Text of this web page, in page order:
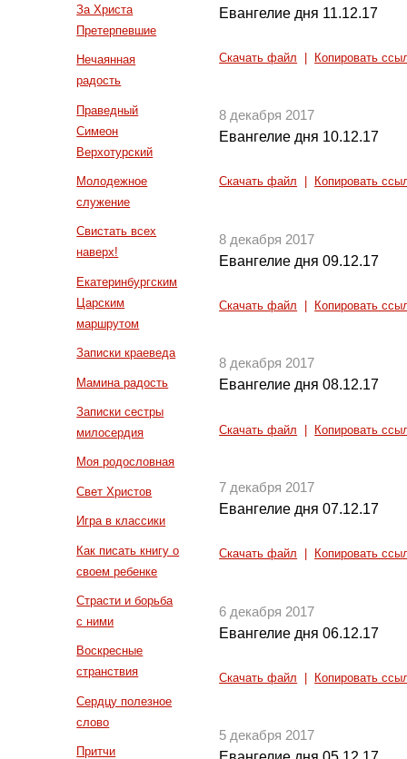
За Христа
Претерпевшие
Нечаянная
радость
Праведный
Симеон
Верхотурский
Молодежное
служение
Свистать всех
наверх!
Екатеринбургским
Царским
маршрутом
Записки краеведа
Мамина радость
Записки сестры
милосердия
Моя родословная
Свет Христов
Игра в классики
Как писать книгу о
своем ребенке
Страсти и борьба
с ними
Воскресные
странствия
Сердцу полезное
слово
Притчи
Евангелие дня 11.12.17
Скачать файл Копировать
8 декабря 2017
Евангелие дня 10.12.17
Скачать файл Копировать
8 декабря 2017
Евангелие дня 09.12.17
Скачать файл Копировать
8 декабря 2017
Евангелие дня 08.12.17
Скачать файл Копировать
7 декабря 2017
Евангелие дня 07.12.17
Скачать файл Копировать
6 декабря 2017
Евангелие дня 06.12.17
Скачать файл Копировать
5 декабря 2017